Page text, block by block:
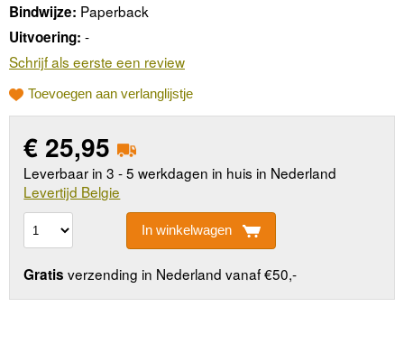
Bindwijze: Paperback
Uitvoering: -
Schrijf als eerste een review
Toevoegen aan verlanglijstje
€ 25,95
Leverbaar in 3 - 5 werkdagen in huis in Nederland
Levertijd Belgie
In winkelwagen
Gratis verzending in Nederland vanaf €50,-